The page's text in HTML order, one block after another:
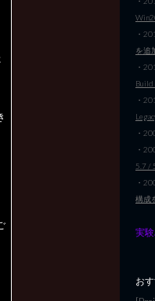
・
を追
・
Build
・
・
・
5.7 /
・
構成
実
お